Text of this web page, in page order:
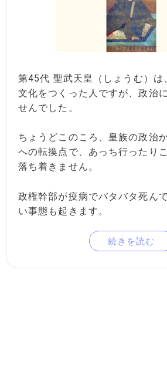
第45代 聖武天皇（しょうむ）は
文化をつくった人ですが、政治
せんでした。
ちょうどこのころ、皇族の政治
への転換点で、あっち行ったり
落ち着きません。
政権幹部が疫病でバタバタ死ん
い事態も起きます。
続きを読む